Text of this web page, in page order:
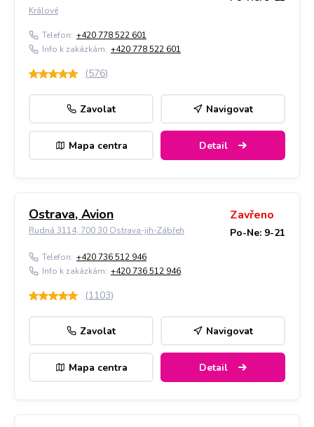
Králové
Telefon: +420 778 522 601
Info k zakázkám: +420 778 522 601
(576)
Zavolat Navigovat
Mapa centra Detail
Ostrava, Avion
Rudná 3114, 700 30 Ostrava-jih-Zábřeh
Zavřeno
Po-Ne: 9-21
Telefon: +420 736 512 946
Info k zakázkám: +420 736 512 946
(1103)
Zavolat Navigovat
Mapa centra Detail